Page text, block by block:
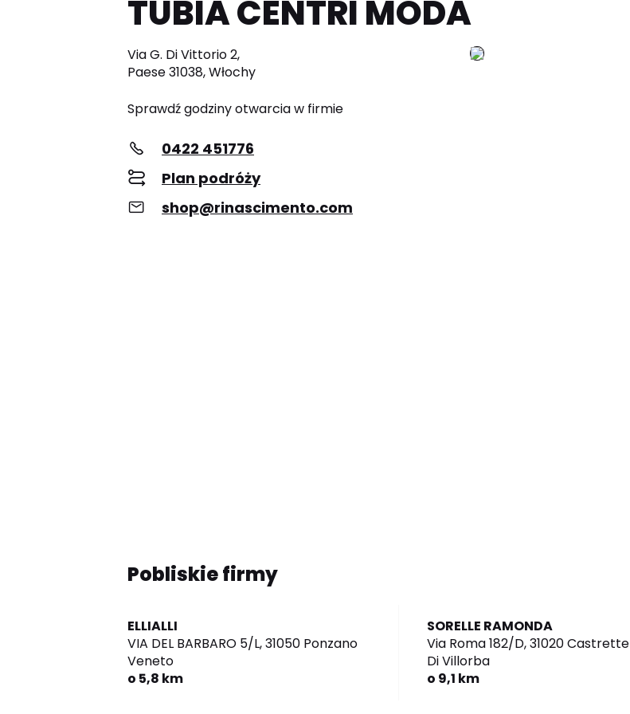
TUBIA CENTRI MODA
Via G. Di Vittorio 2,
Paese 31038, Włochy
Sprawdź godziny otwarcia w firmie
0422 451776
Plan podróży
shop@rinascimento.com
Pobliskie firmy
ELLIALLI
VIA DEL BARBARO 5/L,31050 Ponzano
Veneto
o 5,8 km
SORELLE RAMONDA
Via Roma 182/D,31020 Castrette
Di Villorba
o 9,1 km